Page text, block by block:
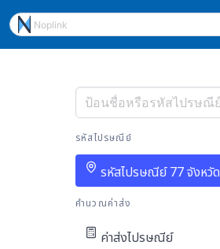
รหัสไปรษณีย์
รหัสไปรษณีย์ 77 จังหวัด
คำนวณค่าส่ง
ค่าส่งไปรษณีย์